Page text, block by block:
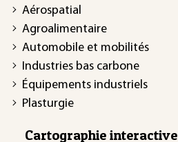
Aérospatial
Agroalimentaire
Automobile et mobilités
Industries bas carbone
Équipements industriels
Plasturgie
Cartographie interactive